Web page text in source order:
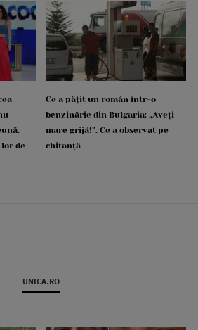
de
Ce a pățit un român într-o
benzinărie din Bulgaria: „Aveți
mare grijă!”. Ce a observat pe
chitanță
UNICA.RO